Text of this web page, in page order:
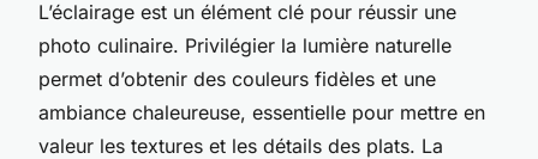
L’éclairage est un élément clé pour réussir une
photo culinaire. Privilégier la lumière naturelle
permet d’obtenir des couleurs fidèles et une
ambiance chaleureuse, essentielle pour mettre en
valeur les textures et les détails des plats. La